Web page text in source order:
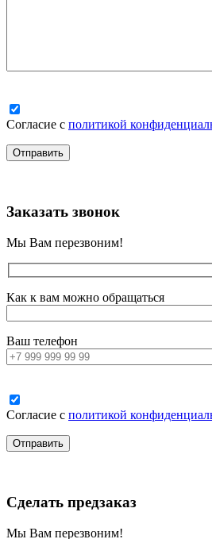
Согласие с политикой
Заказать звонок
Мы Вам перезвоним!
Как к вам можно обращаться
Ваш телефон
Согласие с политикой
Сделать предзаказ
Мы Вам перезвоним!